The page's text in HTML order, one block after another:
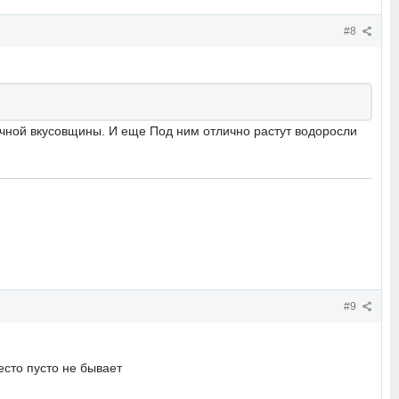
#8
вкусовщины. И еще Под ним отлично растут водоросли
#9
пусто не бывает